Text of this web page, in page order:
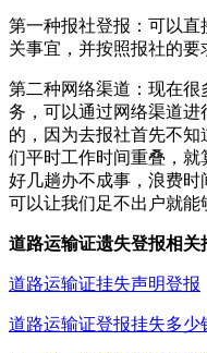
第一种报社登报：可以
关事宜，并按照报社的要
第二种网络渠道：现在很
务，可以通过网络渠道
的，因为去报社首先不
们平时工作时间重叠，就
好几趟办不成事，浪费
可以让我们足不出户就能
道路运输证遗失登报相关
道路运输证挂失声明登报
道路运输证登报挂失多少